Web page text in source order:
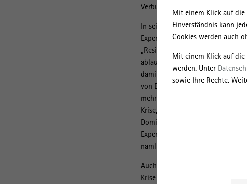
Mit einem Klick auf die
Einverständnis kann
Cookies werden auch
Mit einem Klick auf die
werden. Unter
sowie Ihre Rechte.
Verbundes und wird sich an
In seiner eigenen
Expertenwissen in Krisen
„Resilienter Krisen-Umgang
ablaufen, wie sie von den
damit als Lerngelegenheiten
von Beratern und Experten. Auf
mehrfach zur Corona-Krise zu
Krise, diskutiert Ibert das
Dominanz nationaler
Experten in Krisen handeln und
nämlich durch den Mut zur
Auch andere Abteilungen des
Krise und nehmen sich des